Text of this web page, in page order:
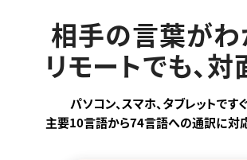
相手の言葉がわ
リモートでも、
パソコン、スマホ、タブレットです
主要10言語から74言語への通訳に対応